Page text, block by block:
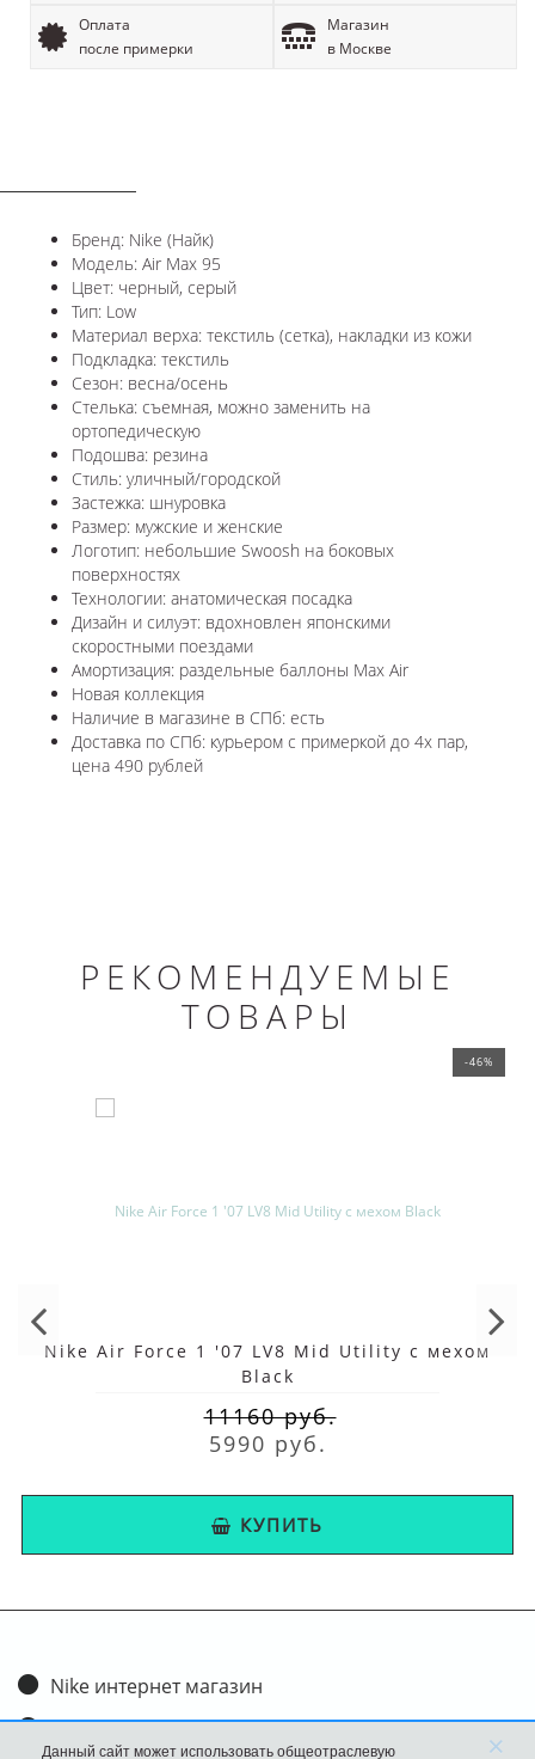
Оплата
после примерки
Магазин
в Москве
Бренд: Nike (Найк)
Модель: Air Max 95
Цвет: черный, серый
Тип: Low
Материал верха: текстиль (сетка), накладки из кожи
Подкладка: текстиль
Сезон: весна/осень
Стелька: съемная, можно заменить на
ортопедическую
Подошва: резина
Стиль: уличный/городской
Застежка: шнуровка
Размер: мужские и женские
Логотип: небольшие Swoosh на боковых
поверхностях
Технологии: анатомическая посадка
Дизайн и силуэт: вдохновлен японскими
скоростными поездами
Амортизация: раздельные баллоны Max Air
Новая коллекция
Наличие в магазине в СПб: есть
Доставка по СПб: курьером с примеркой до 4х пар,
цена 490 рублей
РЕКОМЕНДУЕМЫЕ
ТОВАРЫ
-46%
Nike Air Force 1 '07 LV8 Mid Utility с мехом
Black
11160 руб.
5990 руб.
КУПИТЬ
Nike интернет магазин
Доставка и оплата
Данный сайт может использовать общеотраслевую ×